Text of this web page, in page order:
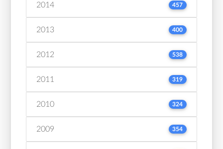
2014 457
2013 400
2012 538
2011 319
2010 324
2009 354